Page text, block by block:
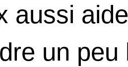
aussi
un